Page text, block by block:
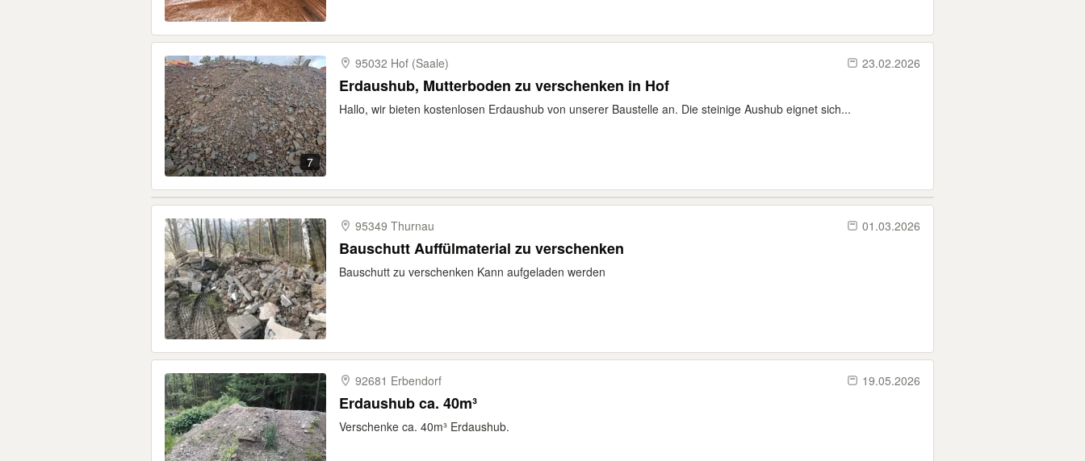
7
95032 Hof (Saale) 23.02.2026
Erdaushub, Mutterboden zu verschenken in Hof
Hallo, wir bieten kostenlosen Erdaushub von unserer Baustelle an. Die steinige Aushub eignet sich...
95349 Thurnau 01.03.2026
Bauschutt Auffülmaterial zu verschenken
Bauschutt zu verschenken Kann aufgeladen werden
92681 Erbendorf 19.05.2026
Erdaushub ca. 40m³
Verschenke ca. 40m³ Erdaushub.